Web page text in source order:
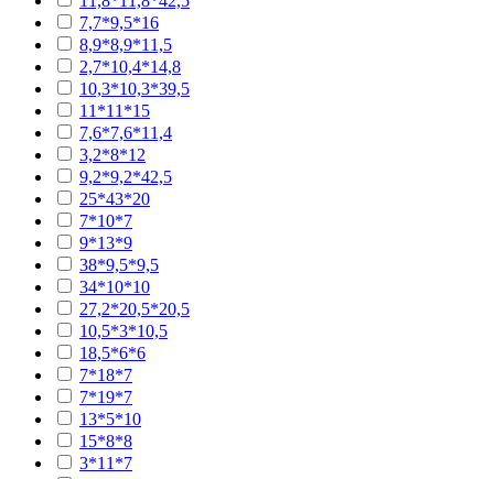
7,7*9,5*16
8,9*8,9*11,5
2,7*10,4*14,8
10,3*10,3*39,5
11*11*15
7,6*7,6*11,4
3,2*8*12
9,2*9,2*42,5
25*43*20
7*10*7
9*13*9
38*9,5*9,5
34*10*10
27,2*20,5*20,5
10,5*3*10,5
18,5*6*6
7*18*7
7*19*7
13*5*10
15*8*8
3*11*7